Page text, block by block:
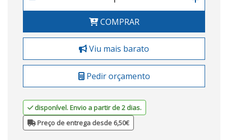
COMPRAR
Viu mais barato
Pedir orçamento
disponível. Envio a partir de 2 dias.
Preço de entrega desde 6,50€